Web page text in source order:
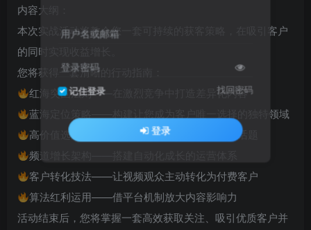
内容大纲：
本次实战活动将教会您一套可持续的获客策略，在吸引客户
的同时实现收益增长。
您将获得一套清晰的行动指南：
红海突围法则——在激烈竞争中打造差异化内容
蓝海定位策略——构建让您成为客户唯一选择的独特领域
高价值选题方法——精准锁定受众关注的核心话题
频道增长架构——搭建自动化成长的运营体系
客户转化技法——让视频观众主动转化为付费客户
算法红利运用——借平台机制放大内容影响力
活动结束后，您将掌握一套高效获取关注、吸引优质客户并
用户名或邮箱
登录密码
记住登录 找回密码
登录